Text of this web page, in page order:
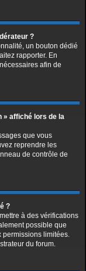
?
un bouton dédié
rapporter. En
afin de
» affiché lors de la
que vous
reprendre les
de contrôle de
?
à des vérifications
possible que
permissions limitées.
du forum.